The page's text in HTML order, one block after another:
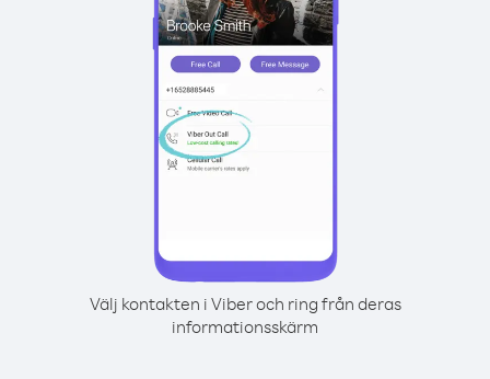
Välj kontakten i Viber och ring från deras
informationsskärm